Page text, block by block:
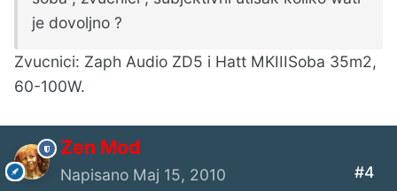
je dovoljno ?
Zvucnici: Zaph Audio ZD5 i Hatt MKIIISoba 35m2,
60-100W.
Zen Mod
Napisano Maj 15, 2010 #4